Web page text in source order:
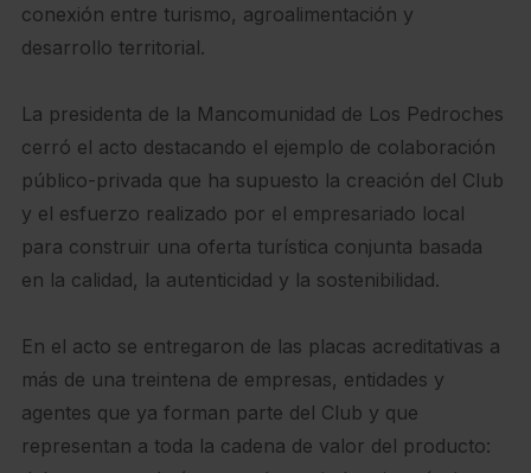
conexión entre turismo, agroalimentación y
desarrollo territorial.
La presidenta de la Mancomunidad de Los Pedroches
cerró el acto destacando el ejemplo de colaboración
público-privada que ha supuesto la creación del Club
y el esfuerzo realizado por el empresariado local
para construir una oferta turística conjunta basada
en la calidad, la autenticidad y la sostenibilidad.
En el acto se entregaron de las placas acreditativas a
más de una treintena de empresas, entidades y
agentes que ya forman parte del Club y que
representan a toda la cadena de valor del producto: